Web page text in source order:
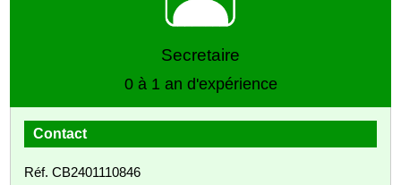
Secretaire
0 à 1 an d'expérience
Contact
Réf. CB2401110846